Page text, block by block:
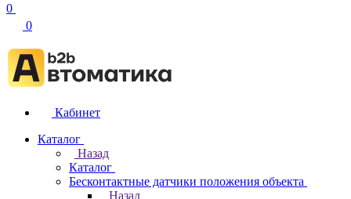
0
0
Кабинет
Каталог
Назад
Каталог
Бесконтактные датчики положения объекта
Назад